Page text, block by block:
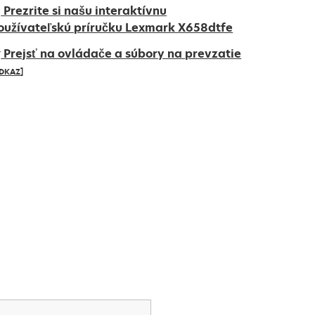
Prezrite si našu interaktívnu
príručku Lexmark X658dtfe
Prejsť na ovládače a súbory na prevzatie